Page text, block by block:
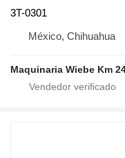
3T-0301
México, Chihuahua
Maquinaria Wiebe Km